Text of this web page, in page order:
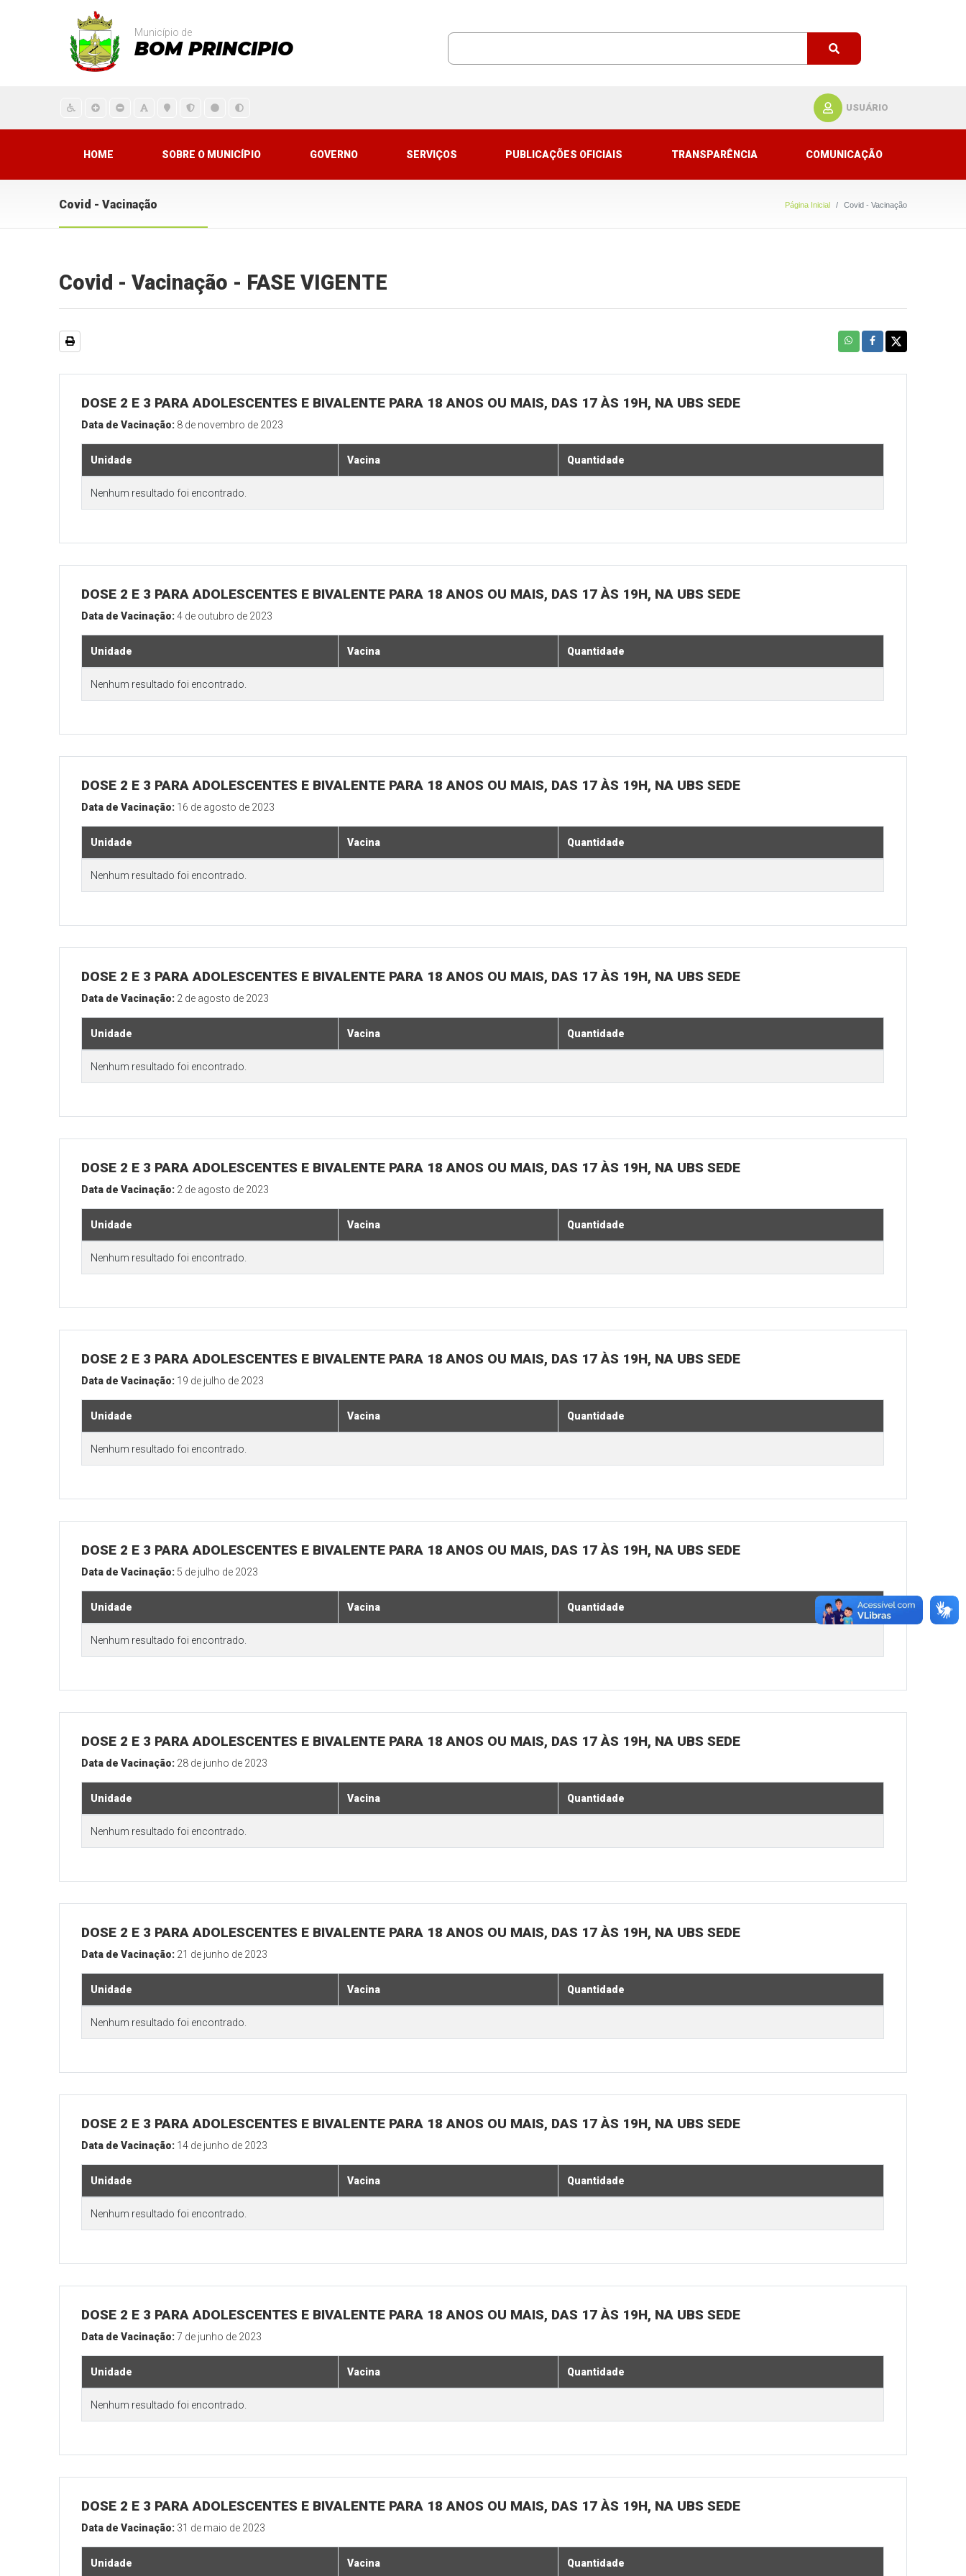
Município de
BOM PRINCIPIO
USUÁRIO
HOME SOBRE O MUNICÍPIO GOVERNO SERVIÇOS PUBLICAÇÕES OFICIAIS TRANSPARÊNCIA COMUNICAÇÃO
Covid - Vacinação Página Inicial Covid - Vacinação
Covid - Vacinação - FASE VIGENTE
DOSE 2 E 3 PARA ADOLESCENTES E BIVALENTE PARA 18 ANOS OU MAIS, DAS 17 ÀS 19H, NA UBS SEDE
Data de Vacinação: 8 de novembro de 2023
Unidade Vacina Quantidade
Nenhum resultado foi encontrado.
DOSE 2 E 3 PARA ADOLESCENTES E BIVALENTE PARA 18 ANOS OU MAIS, DAS 17 ÀS 19H, NA UBS SEDE
Data de Vacinação:4 de outubro de 2023
Unidade Vacina Quantidade
Nenhum resultado foi encontrado.
DOSE 2 E 3 PARA ADOLESCENTES E BIVALENTE PARA 18 ANOS OU MAIS, DAS 17 ÀS 19H, NA UBS SEDE
Data de Vacinação: 16 de agosto de 2023
Unidade Vacina Quantidade
Nenhum resultado foi encontrado.
DOSE 2 E 3 PARA ADOLESCENTES E BIVALENTE PARA 18 ANOS OU MAIS, DAS 17 ÀS 19H, NA UBS SEDE
Data de Vacinação: 2 de agosto de 2023
Unidade Vacina Quantidade
Nenhum resultado foi encontrado.
DOSE 2 E 3 PARA ADOLESCENTES E BIVALENTE PARA 18 ANOS OU MAIS, DAS 17 ÀS 19H, NA UBS SEDE
Data de Vacinação: 2 de agosto de 2023
Unidade Vacina Quantidade
Nenhum resultado foi encontrado.
DOSE 2 E 3 PARA ADOLESCENTES E BIVALENTE PARA 18 ANOS OU MAIS, DAS 17 ÀS 19H, NA UBS SEDE
Data de Vacinação: 19 de julho de 2023
Unidade Vacina Quantidade
Nenhum resultado foi encontrado.
DOSE 2 E 3 PARA ADOLESCENTES E BIVALENTE PARA 18 ANOS OU MAIS, DAS 17 ÀS 19H, NA UBS SEDE
Data de Vacinação: 5 de julho de 2023
Unidade Vacina Quantidade
Nenhum resultado foi encontrado.
DOSE 2 E 3 PARA ADOLESCENTES E BIVALENTE PARA 18 ANOS OU MAIS, DAS 17 ÀS 19H, NA UBS SEDE
Data de Vacinação: 28 de junho de 2023
Unidade Vacina Quantidade
Nenhum resultado foi encontrado.
DOSE 2 E 3 PARA ADOLESCENTES E BIVALENTE PARA 18 ANOS OU MAIS, DAS 17 ÀS 19H, NA UBS SEDE
Data de Vacinação: 21 de junho de 2023
Unidade Vacina Quantidade
Nenhum resultado foi encontrado.
DOSE 2 E 3 PARA ADOLESCENTES E BIVALENTE PARA 18 ANOS OU MAIS, DAS 17 ÀS 19H, NA UBS SEDE
Data de Vacinação: 14 de junho de 2023
Unidade Vacina Quantidade
Nenhum resultado foi encontrado.
DOSE 2 E 3 PARA ADOLESCENTES E BIVALENTE PARA 18 ANOS OU MAIS, DAS 17 ÀS 19H, NA UBS SEDE
Data de Vacinação:7 de junho de 2023
Unidade Vacina Quantidade
Nenhum resultado foi encontrado.
DOSE 2 E 3 PARA ADOLESCENTES E BIVALENTE PARA 18 ANOS OU MAIS, DAS 17 ÀS 19H, NA UBS SEDE
Data de Vacinação: 31 de maio de 2023
Unidade Vacina Quantidade